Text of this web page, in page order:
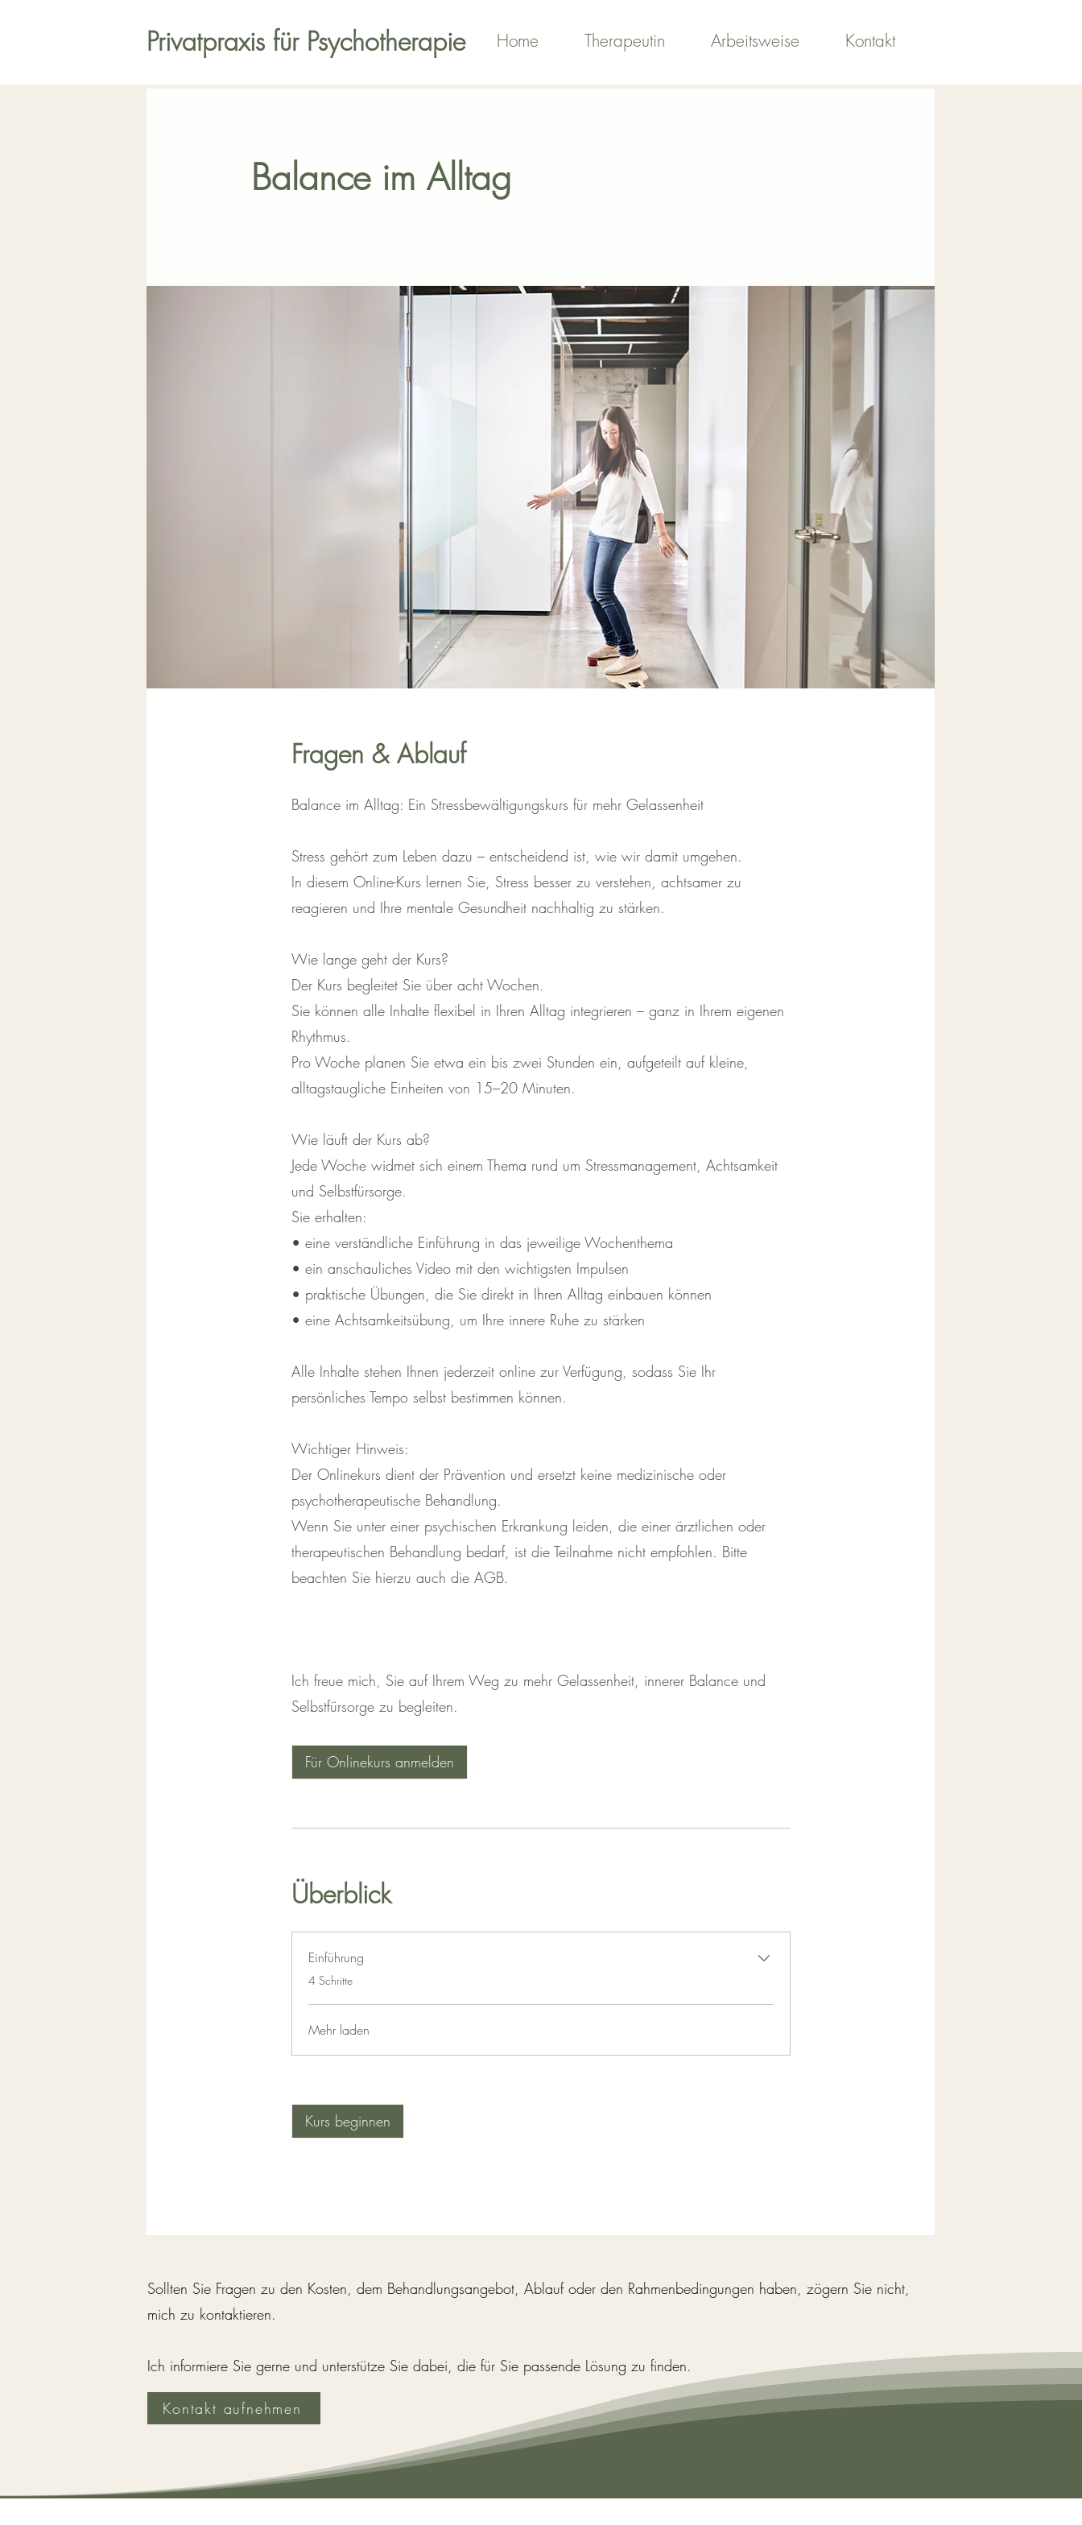
Privatpraxis für Psychotherapie Home Therapeutin Arbeitsweise Kontakt
Balance im Alltag
Fragen & Ablauf
Balance im Alltag: Ein Stressbewältigungskurs für mehr Gelassenheit
Stress gehört zum Leben dazu – entscheidend ist, wie wir damit umgehen.
In diesem Online-Kurs lernen Sie, Stress besser zu verstehen, achtsamer zu
reagieren und Ihre mentale Gesundheit nachhaltig zu stärken.
Wie lange geht der Kurs?
Der Kurs begleitet Sie über acht Wochen.
Sie können alle Inhalte flexibel in Ihren Alltag integrieren – ganz in Ihrem eigenen
Rhythmus.
Pro Woche planen Sie etwa ein bis zwei Stunden ein, aufgeteilt auf kleine,
alltagstaugliche Einheiten von 15–20 Minuten.
Wie läuft der Kurs ab?
Jede Woche widmet sich einem Thema rund um Stressmanagement, Achtsamkeit
und Selbstfürsorge.
Sie erhalten:
• eine verständliche Einführung in das jeweilige Wochenthema
• ein anschauliches Video mit den wichtigsten Impulsen
• praktische Übungen, die Sie direkt in Ihren Alltag einbauen können
• eine Achtsamkeitsübung, um Ihre innere Ruhe zu stärken
Alle Inhalte stehen Ihnen jederzeit online zur Verfügung, sodass Sie Ihr
persönliches Tempo selbst bestimmen können.
Wichtiger Hinweis:
Der Onlinekurs dient der Prävention und ersetzt keine medizinische oder
psychotherapeutische Behandlung.
Wenn Sie unter einer psychischen Erkrankung leiden, die einer ärztlichen oder
therapeutischen Behandlung bedarf, ist die Teilnahme nicht empfohlen. Bitte
beachten Sie hierzu auch die AGB.
Ich freue mich, Sie auf Ihrem Weg zu mehr Gelassenheit, innerer Balance und
Selbstfürsorge zu begleiten.
Für Onlinekurs anmelden
Überblick
Einführung
.
4 Schritte
Mehr laden
Kurs beginnen
Sollten Sie Fragen zu den Kosten, dem Behandlungsangebot, Ablauf oder den Rahmenbedingungen haben, zögern Sie nicht,
mich zu kontaktieren.
Ich informiere Sie gerne und unterstütze Sie dabei, die für Sie passende Lösung zu finden.
Kontakt aufnehmen